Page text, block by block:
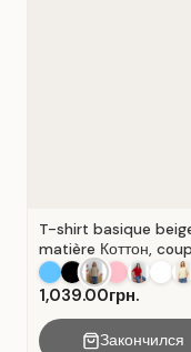
T-shirt basique
matière Коттон,
droite. Beige .
1,039.00грн.
Закончился